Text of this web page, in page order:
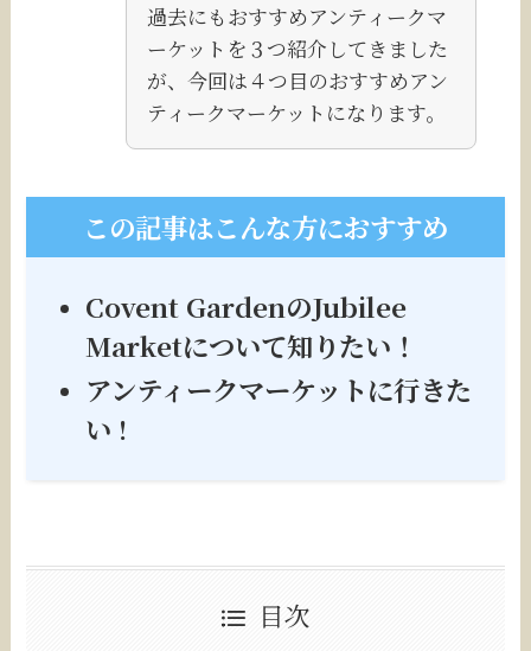
過去にもおすすめアンティークマ
ーケットを３つ紹介してきました
が、今回は４つ目のおすすめアン
ティークマーケットになります。
この記事はこんな方におすすめ
Covent GardenのJubilee
Marketについて知りたい！
アンティークマーケットに行きた
い !
目次